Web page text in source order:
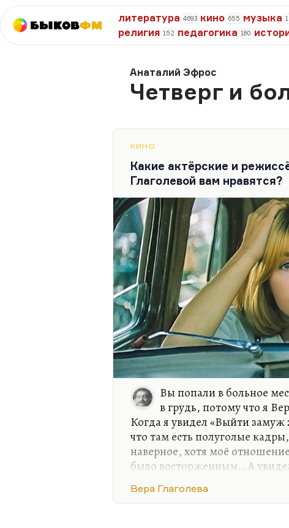
БыковФМ
литература 4693 кино 655 музыка
религия 152 педагогика 180
Анаталий Эфрос
Четверг и
КИНО
Какие актёрские и
Глаголевой вам нравятся?
Вы попали в больное
в грудь, потому что я
Когда я увидел «Выйти замуж
что там есть полуголые
наверное, хотя моё
было восторженным… А
Соломину — и в результате,
Вера Глаголева